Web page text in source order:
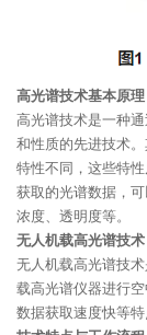
高光谱技术基本原理
高光谱技术是一种
和性质的先进技术
特性不同，这些特
获取的光谱数据，
浓度、透明度等。
无人机载高光谱技术
无人机载高光谱技
载高光谱仪器进行
数据获取速度快等